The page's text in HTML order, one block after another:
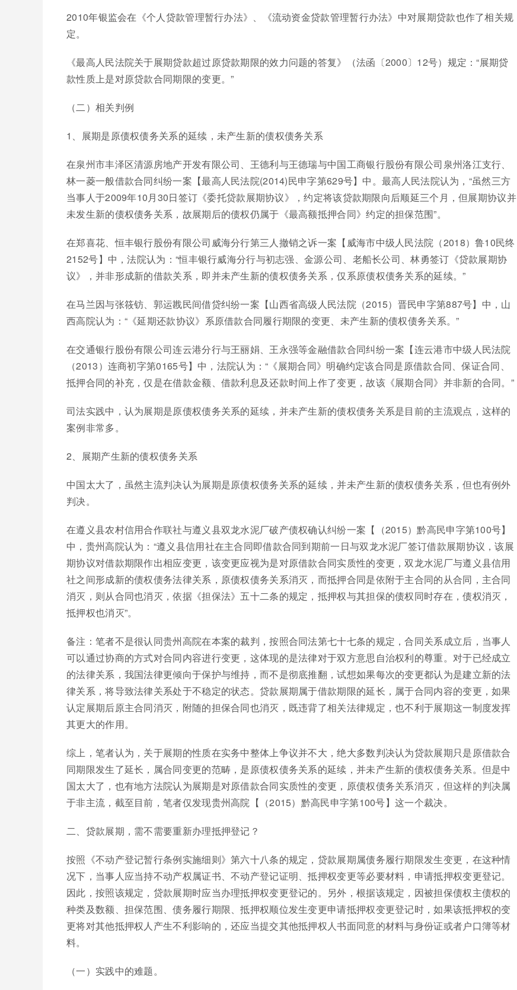
2010年银监会在《个人贷款管理暂行办法》、《流动资金贷款管理暂行办法》中对展期贷款也作了相关规
定。
《最高人民法院关于展期贷款超过原贷款期限的效力问题的答复》（法函〔2000〕12号）规定：“展期贷
款性质上是对原贷款合同期限的变更。”
（二）相关判例
1、展期是原债权债务关系的延续，未产生新的债权债务关系
在泉州市丰泽区清源房地产开发有限公司、王德利与王德瑞与中国工商银行股份有限公司泉州洛江支行、
林一菱一般借款合同纠纷一案【最高人民法院(2014)民申字第629号】中。最高人民法院认为，“虽然三方
当事人于2009年10月30日签订《委托贷款展期协议》，约定将该贷款期限向后顺延三个月，但展期协议并
未发生新的债权债务关系，故展期后的债权仍属于《最高额抵押合同》约定的担保范围”。
在郑喜花、恒丰银行股份有限公司威海分行第三人撤销之诉一案【威海市中级人民法院（2018）鲁10民终
2152号】中，法院认为：“恒丰银行威海分行与初志强、金源公司、老船长公司、林勇签订《贷款展期协
议》，并非形成新的借款关系，即并未产生新的债权债务关系，仅系原债权债务关系的延续。”
在马兰因与张筱钫、郭运戡民间借贷纠纷一案【山西省高级人民法院（2015）晋民申字第887号】中，山
西高院认为：“《延期还款协议》系原借款合同履行期限的变更、未产生新的债权债务关系。”
在交通银行股份有限公司连云港分行与王丽娟、王永强等金融借款合同纠纷一案【连云港市中级人民法院
（2013）连商初字第0165号】中，法院认为：“《展期合同》明确约定该合同是原借款合同、保证合同、
抵押合同的补充，仅是在借款金额、借款利息及还款时间上作了变更，故该《展期合同》并非新的合同。”
司法实践中，认为展期是原债权债务关系的延续，并未产生新的债权债务关系是目前的主流观点，这样的
案例非常多。
2、展期产生新的债权债务关系
中国太大了，虽然主流判决认为展期是原债权债务关系的延续，并未产生新的债权债务关系，但也有例外
判决。
在遵义县农村信用合作联社与遵义县双龙水泥厂破产债权确认纠纷一案【（2015）黔高民申字第100号】
中，贵州高院认为：“遵义县信用社在主合同即借款合同到期前一日与双龙水泥厂签订借款展期协议，该展
期协议对借款期限作出相应变更，该变更应视为是对原借款合同实质性的变更，双龙水泥厂与遵义县信用
社之间形成新的债权债务法律关系，原债权债务关系消灭，而抵押合同是依附于主合同的从合同，主合同
消灭，则从合同也消灭，依据《担保法》五十二条的规定，抵押权与其担保的债权同时存在，债权消灭，
抵押权也消灭”。
备注：笔者不是很认同贵州高院在本案的裁判，按照合同法第七十七条的规定，合同关系成立后，当事人
可以通过协商的方式对合同内容进行变更，这体现的是法律对于双方意思自治权利的尊重。对于已经成立
的法律关系，我国法律更倾向于保护与维持，而不是彻底推翻，试想如果每次的变更都认为是建立新的法
律关系，将导致法律关系处于不稳定的状态。贷款展期属于借款期限的延长，属于合同内容的变更，如果
认定展期后原主合同消灭，附随的担保合同也消灭，既违背了相关法律规定，也不利于展期这一制度发挥
其更大的作用。
综上，笔者认为，关于展期的性质在实务中整体上争议并不大，绝大多数判决认为贷款展期只是原借款合
同期限发生了延长，属合同变更的范畴，是原债权债务关系的延续，并未产生新的债权债务关系。但是中
国太大了，也有地方法院认为展期是对原借款合同实质性的变更，原债权债务关系消灭，但这样的判决属
于非主流，截至目前，笔者仅发现贵州高院【（2015）黔高民申字第100号】这一个裁决。
二、贷款展期，需不需要重新办理抵押登记？
按照《不动产登记暂行条例实施细则》第六十八条的规定，贷款展期属债务履行期限发生变更，在这种情
况下，当事人应当持不动产权属证书、不动产登记证明、抵押权变更等必要材料，申请抵押权变更登记。
因此，按照该规定，贷款展期时应当办理抵押权变更登记的。另外，根据该规定，因被担保债权主债权的
种类及数额、担保范围、债务履行期限、抵押权顺位发生变更申请抵押权变更登记时，如果该抵押权的变
更将对其他抵押权人产生不利影响的，还应当提交其他抵押权人书面同意的材料与身份证或者户口簿等材
料。
（一）实践中的难题。